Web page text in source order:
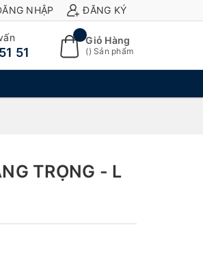
NHẬP ĐĂNG KÝ
51
Giỏ Hàng
() Sản phẩm
TRỌNG - L